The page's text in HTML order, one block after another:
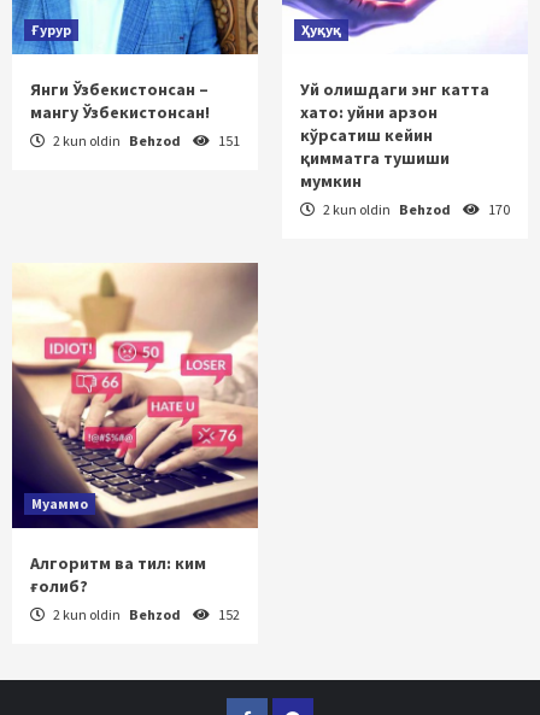
Ғурур
Янги Ўзбекистонсан –
мангу Ўзбекистонсан!
2 kun oldin Behzod 151
Ҳуқуқ
Уй олишдаги энг катта
хато: уйни арзон
кўрсатиш кейин
қимматга тушиши
мумкин
2 kun oldin Behzod 170
Муаммо
Алгоритм ва тил: ким
ғолиб?
2 kun oldin Behzod 152